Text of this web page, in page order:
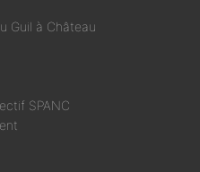
Guil à Château
SPANC